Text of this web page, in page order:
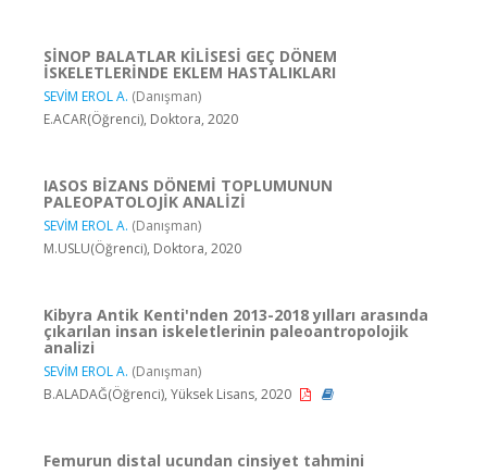
SİNOP BALATLAR KİLİSESİ GEÇ DÖNEM
İSKELETLERİNDE EKLEM HASTALIKLARI
SEVİM EROL A. (Danışman)
E.ACAR(Öğrenci), Doktora, 2020
IASOS BİZANS DÖNEMİ TOPLUMUNUN
PALEOPATOLOJİK ANALİZİ
SEVİM EROL A. (Danışman)
M.USLU(Öğrenci), Doktora, 2020
Kibyra Antik Kenti'nden 2013-2018 yılları arasında
çıkarılan insan iskeletlerinin paleoantropolojik
analizi
SEVİM EROL A. (Danışman)
B.ALADAĞ(Öğrenci), Yüksek Lisans, 2020
Femurun distal ucundan cinsiyet tahmini